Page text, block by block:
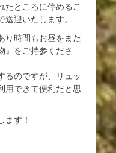
たところに停めるこ
迎いたします。
り時間もお昼をまた
』をご持参くださ
るのですが、リュッ
用できて便利だと思
ます！